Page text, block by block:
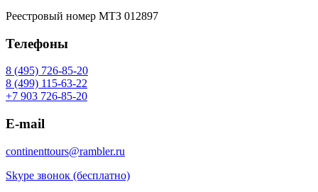
Реестровый номер МТЗ 012897
Телефоны
8 (495) 726-85-20
8 (499) 115-63-22
+7 903 726-85-20
E-mail
continenttours@rambler.ru
Skype звонок (бесплатно)